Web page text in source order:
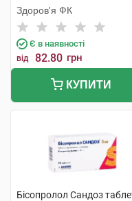
Здоров'я ФК
Є в наявності
від 82.80 грн
КУПИТИ
Бісопролол Сандоз